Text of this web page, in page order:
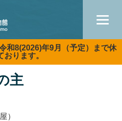
和8(2026)年9月（予定）まで休
おります。
主
）